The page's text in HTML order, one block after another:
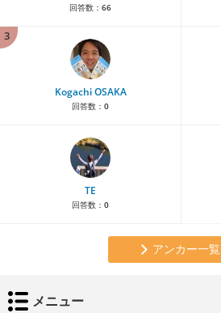
回答数： 66
3
Kogachi OSAKA
回答数： 0
TE
回答数： 0
アンカー一覧
メニュー